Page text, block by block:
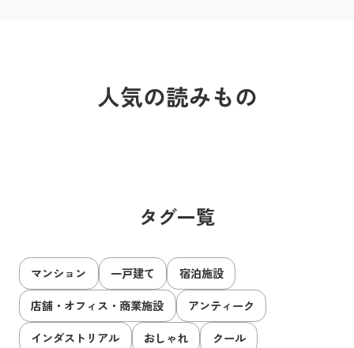
人気の読みもの
タグ一覧
マンション 一戸建て
宿泊施設
店舗・オフィス・商業施設
アンティーク
インダストリアル
おしゃれ
クール